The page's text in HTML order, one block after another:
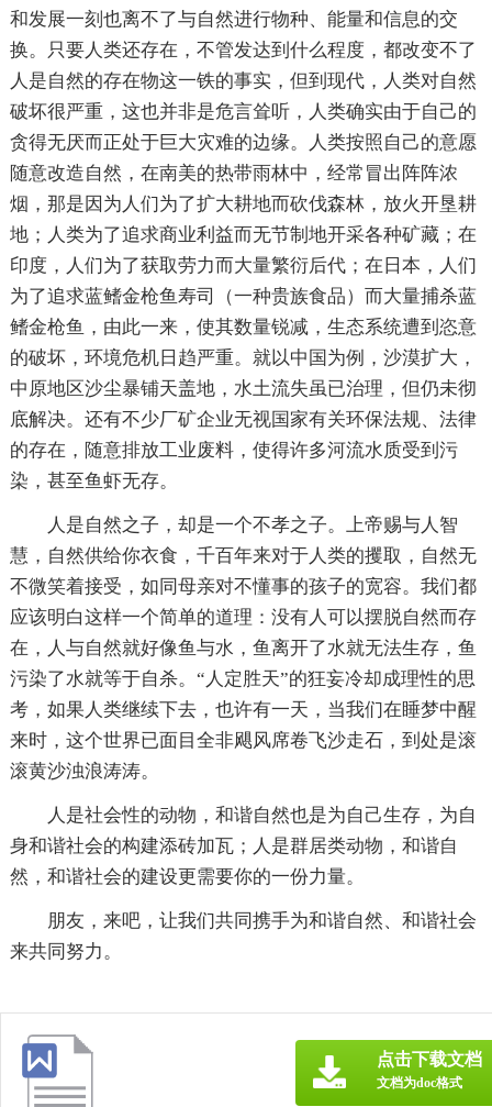
和发展一刻也离不了与自然进行物种、能量和信息的交
换。只要人类还存在，不管发达到什么程度，都改变不了
人是自然的存在物这一铁的事实，但到现代，人类对自然
破坏很严重，这也并非是危言耸听，人类确实由于自己的
贪得无厌而正处于巨大灾难的边缘。人类按照自己的意愿
随意改造自然，在南美的热带雨林中，经常冒出阵阵浓
烟，那是因为人们为了扩大耕地而砍伐森林，放火开垦耕
地；人类为了追求商业利益而无节制地开采各种矿藏；在
印度，人们为了获取劳力而大量繁衍后代；在日本，人们
为了追求蓝鳍金枪鱼寿司（一种贵族食品）而大量捕杀蓝
鳍金枪鱼，由此一来，使其数量锐减，生态系统遭到恣意
的破坏，环境危机日趋严重。就以中国为例，沙漠扩大，
中原地区沙尘暴铺天盖地，水土流失虽已治理，但仍未彻
底解决。还有不少厂矿企业无视国家有关环保法规、法律
的存在，随意排放工业废料，使得许多河流水质受到污
染，甚至鱼虾无存。
人是自然之子，却是一个不孝之子。上帝赐与人智
慧，自然供给你衣食，千百年来对于人类的攫取，自然无
不微笑着接受，如同母亲对不懂事的孩子的宽容。我们都
应该明白这样一个简单的道理：没有人可以摆脱自然而存
在，人与自然就好像鱼与水，鱼离开了水就无法生存，鱼
污染了水就等于自杀。“人定胜天”的狂妄冷却成理性的思
考，如果人类继续下去，也许有一天，当我们在睡梦中醒
来时，这个世界已面目全非飓风席卷飞沙走石，到处是滚
滚黄沙浊浪涛涛。
人是社会性的动物，和谐自然也是为自己生存，为自
身和谐社会的构建添砖加瓦；人是群居类动物，和谐自
然，和谐社会的建设更需要你的一份力量。
朋友，来吧，让我们共同携手为和谐自然、和谐社会
来共同努力。
点击下载文档
文档为doc格式